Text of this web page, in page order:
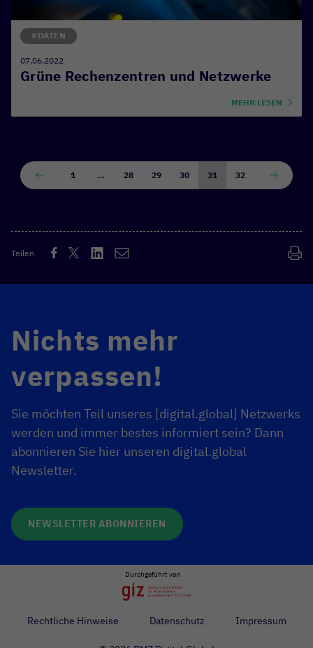
Grüne Rechenzentren und Netzwerke
#DATEN
07.06.2022
MEHR LESEN
1 … 28 29 30 31 32
Teilen
Nichts mehr
verpassen!
Sie möchten Teil unseres [digital.global] Netzwerks
werden und immer bestes informiert sein? Dann
abonnieren Sie hier unseren digital.global
Newsletter.
NEWSLETTER ABONNIEREN
Durchgeführt von
Rechtliche Hinweise Datenschutz Impressum